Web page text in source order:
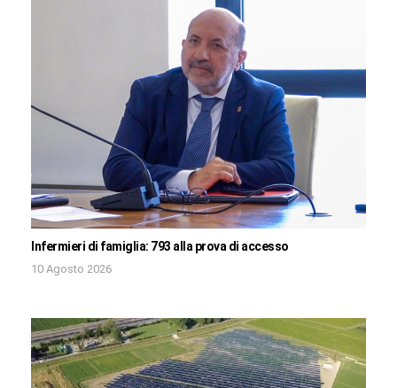
Infermieri di famiglia: 793 alla prova di accesso
10 Agosto 2026